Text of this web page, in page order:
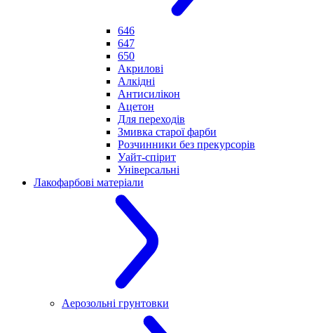
646
647
650
Акрилові
Алкідні
Антисилікон
Ацетон
Для переходів
Змивка старої фарби
Розчинники без прекурсорів
Уайт-спірит
Універсальні
Лакофарбові матеріали
Аерозольні грунтовки